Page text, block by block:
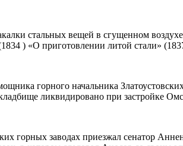
стальных вещей в сгущенном
) «О приготовлении литой стали»
горного начальника
ликвидировано при застройке
горных заводах приезжал сенатор